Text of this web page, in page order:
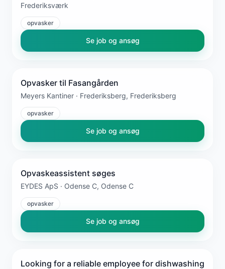
Frederiksværk
opvasker
Se job og ansøg
Opvasker til Fasangården
Meyers Kantiner · Frederiksberg, Frederiksberg
opvasker
Se job og ansøg
Opvaskeassistent søges
EYDES ApS · Odense C, Odense C
opvasker
Se job og ansøg
Looking for a reliable employee for dishwashing